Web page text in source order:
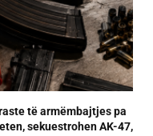
të armëmbajtjes pa
sekuestrohen AK-47,